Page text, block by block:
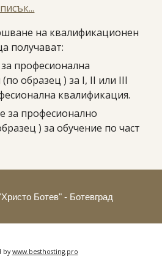
на квалификационен
получават:
професионална
образец ) за І, II или III
квалификация.
за професионално
) за обучение по част
Ботев" - Ботевград
by www.besthosting.pro